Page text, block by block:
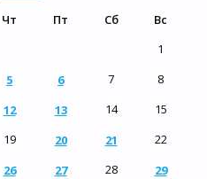
Чт Пт Сб
Вс
1
5 6 7
8
12 13 14
15
19 20 21
22
26 27 28
29